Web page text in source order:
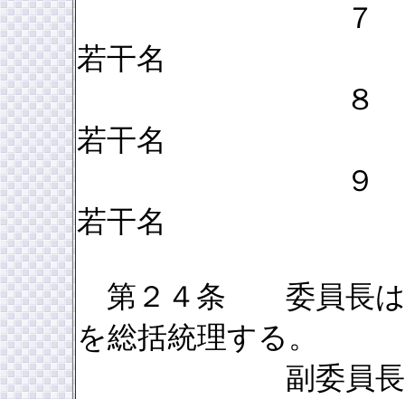
７
若干名
８
若干名
９
若干名
第２４条 委員長は
を総括統理する。
副委員長は委員